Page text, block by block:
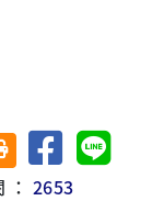
友善列印(另開視窗)
分享至臉書分享
：2653